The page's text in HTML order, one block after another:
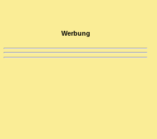
Werbung